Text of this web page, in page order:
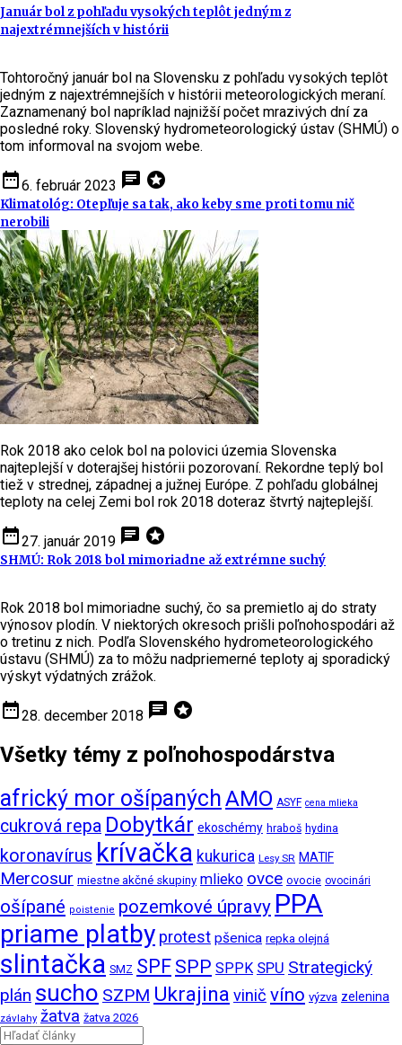
Január bol z pohľadu vysokých teplôt jedným z
najextrémnejších v histórii
Tohtoročný január bol na Slovensku z pohľadu vysokých teplôt
jedným z najextrémnejších v histórii meteorologických meraní.
Zaznamenaný bol napríklad najnižší počet mrazivých dní za
posledné roky. Slovenský hydrometeorologický ústav (SHMÚ) o
tom informoval na svojom webe.
date_range6. február 2023 chat stars
Klimatológ: Otepľuje sa tak, ako keby sme proti tomu nič
nerobili
Rok 2018 ako celok bol na polovici územia Slovenska
najteplejší v doterajšej histórii pozorovaní. Rekordne teplý bol
tiež v strednej, západnej a južnej Európe. Z pohľadu globálnej
teploty na celej Zemi bol rok 2018 doteraz štvrtý najteplejší.
date_range27. január 2019 chat stars
SHMÚ: Rok 2018 bol mimoriadne až extrémne suchý
Rok 2018 bol mimoriadne suchý, čo sa premietlo aj do straty
výnosov plodín. V niektorých okresoch prišli poľnohospodári až
o tretinu z nich. Podľa Slovenského hydrometeorologického
ústavu (SHMÚ) za to môžu nadpriemerné teploty aj sporadický
výskyt výdatných zrážok.
date_range28. december 2018 chat stars
Všetky témy z poľnohospodárstva
africký mor ošípanýchAMO ASYF cena mlieka
cukrová repa Dobytkár ekoschémy hraboš hydina
koronavírus krívačka kukurica Lesy SR MATIF
Mercosur miestne akčné skupiny mlieko ovce ovocie ovocinári
ošípané poistenie pozemkové úpravy PPA
priame platby protest pšenica repka olejná
slintačka SMZ SPF SPP SPPK SPU Strategický
plán sucho SZPM Ukrajina vinič víno výzva zelenina
závlahy žatva žatva 2026